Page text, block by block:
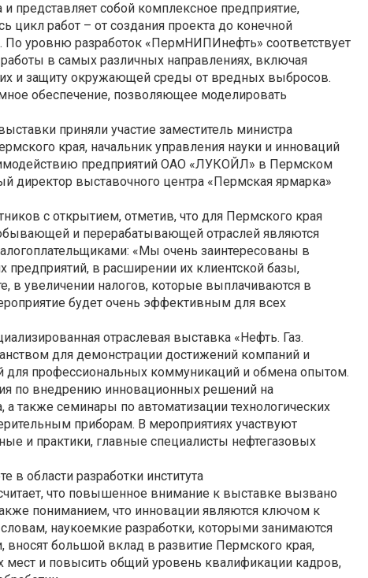
представляет собой комплексное предприятие,
цикл работ – от создания проекта до конечной
По уровню разработок «ПермНИПИнефть» соответствует
в самых различных направлениях, включая
и защиту окружающей среды от вредных выбросов.
обеспечение, позволяющее моделировать
приняли участие заместитель министра
края, начальник управления науки и инноваций
предприятий ОАО «ЛУКОЙЛ» в Пермском
директор выставочного центра «Пермская ярмарка»
с открытием, отметив, что для Пермского края
и перерабатывающей отраслей являются
«Мы очень заинтересованы в
в расширении их клиентской базы,
в увеличении налогов, которые выплачиваются в
будет очень эффективным для всех
отраслевая выставка «Нефть. Газ.
для демонстрации достижений компаний и
для профессиональных коммуникаций и обмена опытом.
по внедрению инновационных решений на
а также семинары по автоматизации технологических
приборам. В мероприятиях участвуют
и практики, главные специалисты нефтегазовых
в области разработки института
что повышенное внимание к выставке вызвано
пониманием, что инновации являются ключом к
наукоемкие разработки, которыми занимаются
большой вклад в развитие Пермского края,
мест и повысить общий уровень квалификации кадров,